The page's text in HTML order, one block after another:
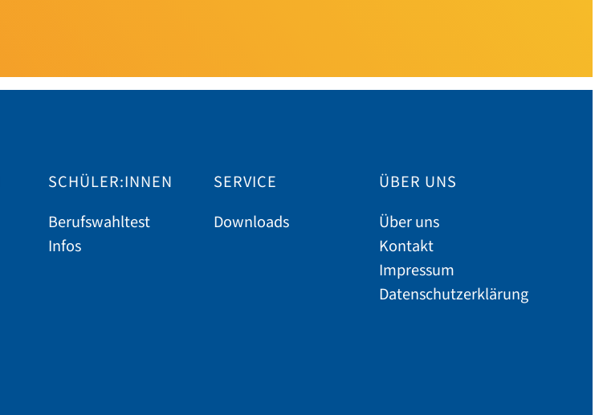
SCHÜLER:INNEN
Berufswahltest
Infos
SERVICE
Downloads
ÜBER UNS
Über uns
Kontakt
Impressum
Datenschutzerklärung